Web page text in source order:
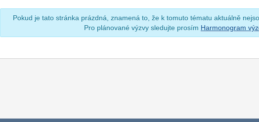
Pokud je tato stránka prázdná, znamená to, že k tomuto tématu aktuálně
Pro plánované výzvy sledujte prosím Harmonogram